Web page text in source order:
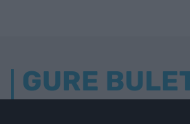
GURE